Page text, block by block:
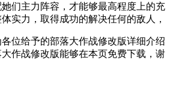
们主力阵容，才能够最高程度上的充
实力，取得成功的解决任何的敌人，
位给予的部落大作战修改版详细介绍
作战修改版能够在本页免费下载，谢